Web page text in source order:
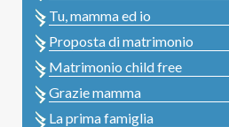
Tu, mamma ed io
Proposta di matrimonio
Matrimonio child free
Grazie mamma
La prima famiglia